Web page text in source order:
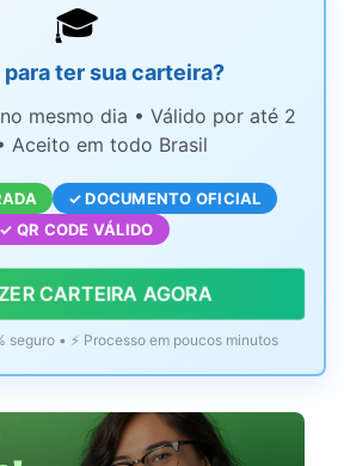
🎓
ter sua carteira?
mesmo dia • Válido por até 2
Aceito em todo Brasil
✓ DOCUMENTO OFICIAL
✓ QR CODE VÁLIDO
CARTEIRA AGORA
seguro • ⚡ Processo em poucos minutos